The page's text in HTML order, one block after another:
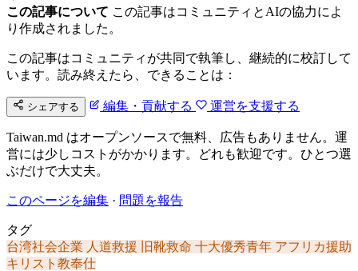
この記事について この記事はコミュニティとAIの協力によ
り作成されました。
この記事はコミュニティが共同で執筆し、継続的に校訂して
います。読み終えたら、できることは：
シェアする 編集・貢献する 運営を支援する
Taiwan.md はオープンソースで無料、広告もありません。運
営には少しコストがかかります。どれも歓迎です。ひとつ選
ぶだけで大丈夫。
このページを編集 · 問題を報告
タグ
台湾社会企業 人道救援 旧靴救命 十大優秀青年 アフリカ援助
キリスト教奉仕